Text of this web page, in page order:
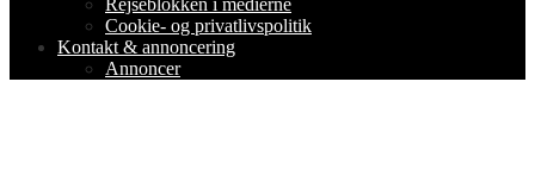
Rejseblokken i medierne
Cookie- og privatlivspolitik
Kontakt & annoncering
Annoncer